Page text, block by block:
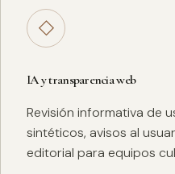
◇
IA y transparencia web
Revisión informativa de
sintéticos, avisos al
editorial para equipos